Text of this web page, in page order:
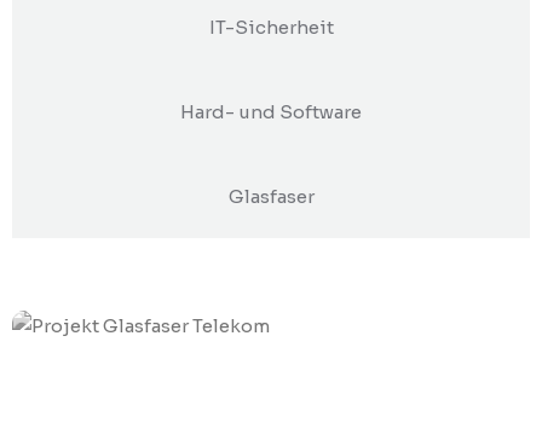
IT-Sicherheit
Hard- und Software
Glasfaser